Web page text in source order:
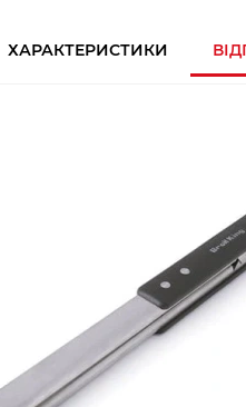
ХАРАКТЕРИСТИКИ